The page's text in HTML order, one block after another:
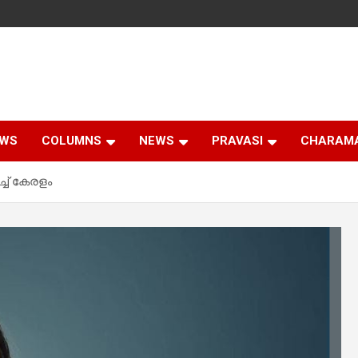
COLUMNS NEWS PRAVASI
കേരളം